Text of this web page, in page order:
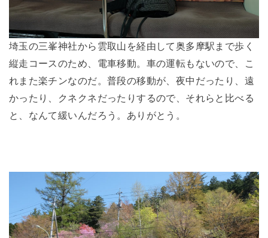
埼玉の三峯神社から雲取山を経由して奥多摩駅まで歩く
縦走コースのため、電車移動。車の運転もないので、こ
れまた楽チンなのだ。普段の移動が、夜中だったり、遠
かったり、クネクネだったりするので、それらと比べる
と、なんて緩いんだろう。ありがとう。